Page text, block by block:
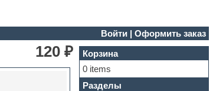
Войти |Оформить заказ
120 ₽
Корзина
0 items
Разделы